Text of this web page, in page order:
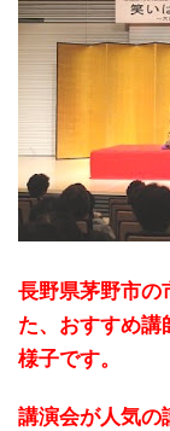
長野県茅野市の
た、おすすめ講
様子です。
講演会が人気の